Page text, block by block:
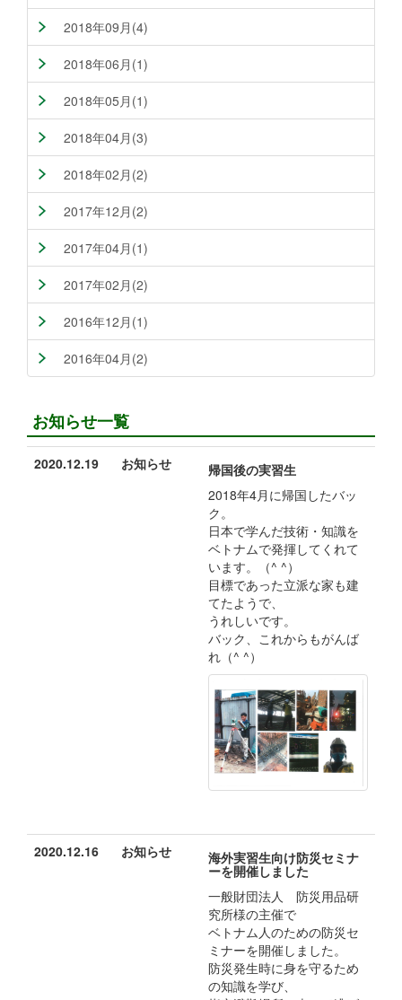
2018年09月(4)
2018年06月(1)
2018年05月(1)
2018年04月(3)
2018年02月(2)
2017年12月(2)
2017年04月(1)
2017年02月(2)
2016年12月(1)
2016年04月(2)
お知らせ一覧
2020.12.19 お知らせ
帰国後の実習生
2018年4月に帰国したバッ
ク。
日本で学んだ技術・知識を
ベトナムで発揮してくれて
います。（^ ^）
目標であった立派な家も建
てたようで、
うれしいです。
バック、これからもがんば
れ（^ ^）
2020.12.16 お知らせ 海外実習生向け防災セミナ
ーを開催しました
一般財団法人 防災用品研
究所様の主催で
ベトナム人のための防災セ
ミナーを開催しました。
防災発生時に身を守るため
の知識を学び、